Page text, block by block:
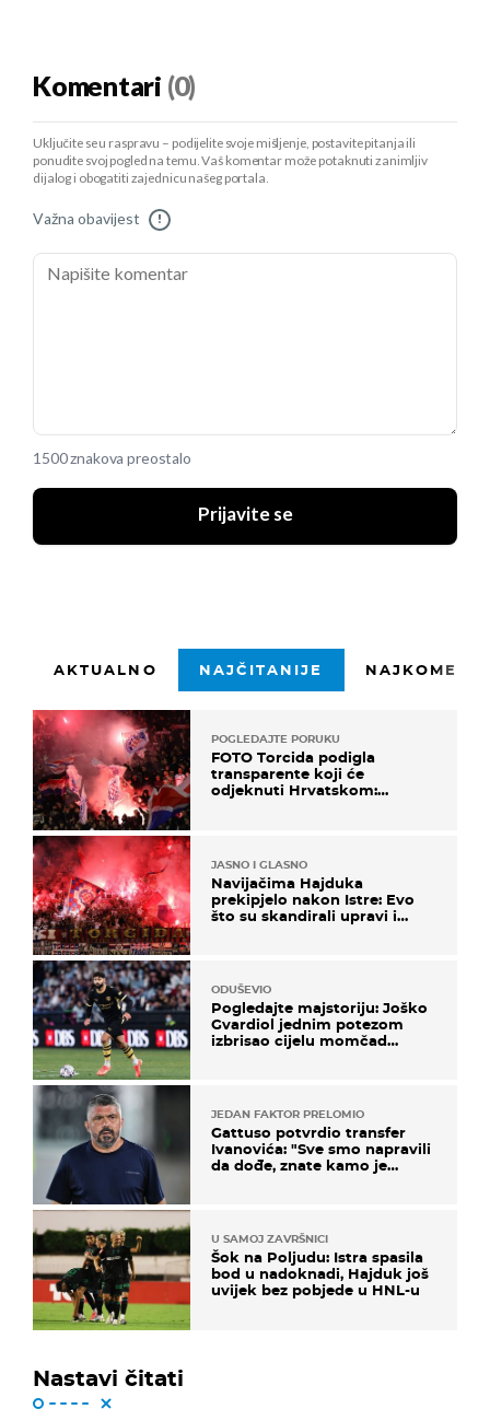
Komentari (0)
Uključite se u raspravu – podijelite svoje mišljenje, postavite pitanja ili
ponudite svoj pogled na temu. Vaš komentar može potaknuti zanimljiv
dijalog i obogatiti zajednicu našeg portala.
Važna obavijest !
1500 znakova preostalo
Prijavite se
AKTUALNO NAJČITANIJE
POGLEDAJTE PORUKU
FOTO Torcida podigla
transparente koji će
odjeknuti Hrvatskom:
JASNO I GLASNO
Navijačima Hajduka
prekipjelo nakon Istre: Evo
što su skandirali upravi i
ODUŠEVIO
Pogledajte majstoriju: Joško
Gvardiol jednim potezom
izbrisao cijelu momčad
JEDAN FAKTOR PRELOMIO
Gattuso potvrdio transfer
Ivanovića: "Sve smo napravili
da dođe, znate kamo je
U SAMOJ ZAVRŠNICI
Šok na Poljudu: Istra spasila
bod u nadoknadi, Hajduk još
uvijek bez pobjede u HNL-u
Nastavi čitati